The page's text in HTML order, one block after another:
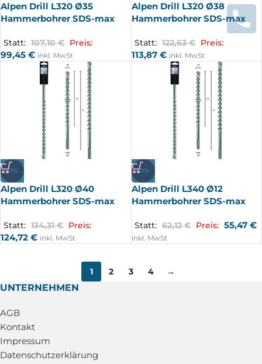
Alpen Drill L320 Ø35
Hammerbohrer SDS-max
Statt: 107,10€ Preis:
99,45 € inkl. MwSt
Alpen Drill L320 Ø38
Hammerbohrer SDS-max
Statt: 122,63€ Preis:
113,87 € inkl. MwSt
-7%
Alpen Drill L320 Ø40
Hammerbohrer SDS-max
Statt: 134,31€ Preis:
124,72 € inkl. MwSt
-11%
Alpen Drill L340 Ø12
Hammerbohrer SDS-max
Statt: 62,12€ Preis: 55,47 €
inkl. MwSt
1 2 3 4 →
UNTERNEHMEN
AGB
Kontakt
Impressum
Datenschutzerklärung